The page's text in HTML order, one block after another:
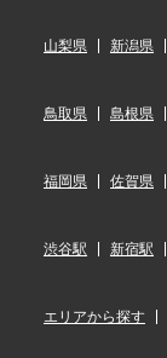
山梨県 新潟県
鳥取県 島根県
福岡県 佐賀県
渋谷駅 新宿駅
エリアから探す